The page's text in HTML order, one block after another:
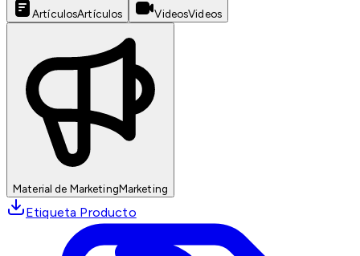
ArtículosArtículos VideosVideos
Material de MarketingMarketing
Etiqueta Producto